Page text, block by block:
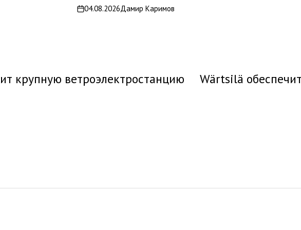
on04.08.2026Дамир Каримов
крупную ветроэлектростанцию
Wärtsilä